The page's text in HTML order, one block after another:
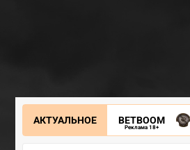
АКТУАЛЬНОЕ BETBOOM
Реклама 18+